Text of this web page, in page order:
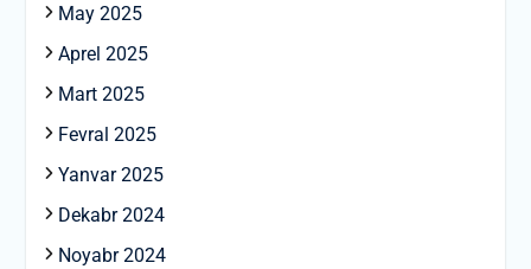
May 2025
Aprel 2025
Mart 2025
Fevral 2025
Yanvar 2025
Dekabr 2024
Noyabr 2024